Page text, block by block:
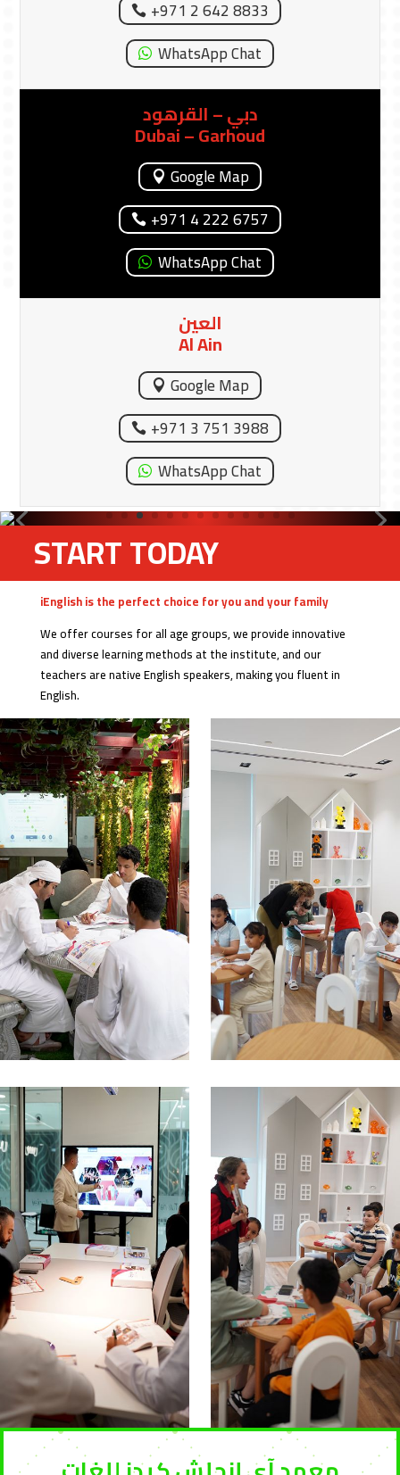
WhatsApp Chat
الشارقة
Sharjah
Google Map
+971 6 573 4044
WhatsApp Chat
أبو ظبي
Abu Dhabi
Google Map
+971 2 642 8833
WhatsApp Chat
دبي – القرهود
Dubai – Garhoud
Google Map
+971 4 222 6757
WhatsApp Chat
Al Ain
Google Map
+971 3 751 3988
WhatsApp Chat
START TODAY
iEnglish is the perfect choice for you and your family
We offer courses for all age groups, we provide innovative
and diverse learning methods at the institute, and our
teachers are native English speakers, making you fluent in
English.